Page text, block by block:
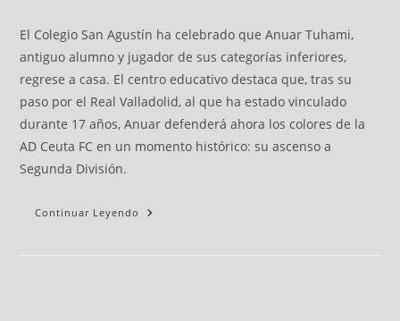
El Colegio San Agustín ha celebrado que Anuar Tuhami,
antiguo alumno y jugador de sus categorías inferiores,
regrese a casa. El centro educativo destaca que, tras su
paso por el Real Valladolid, al que ha estado vinculado
durante 17 años, Anuar defenderá ahora los colores de la
AD Ceuta FC en un momento histórico: su ascenso a
Segunda División.
Continuar Leyendo